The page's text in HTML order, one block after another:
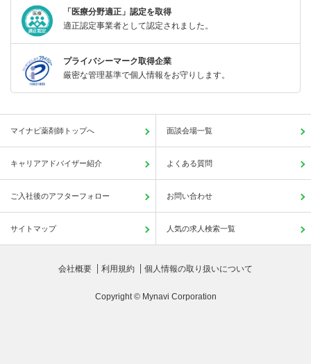
「医療分野適正」認定を取得
適正認定事業者として認定されました。
プライバシーマーク取得企業
厳密な管理基準で個人情報をお守りします。
マイナビ薬剤師トップへ 面談会場一覧
キャリアアドバイザー紹介 よくある質問
ご入社後のアフターフォロー お問い合わせ
サイトマップ 人気の求人検索一覧
会社概要 利用規約 個人情報の取り扱いについて
Copyright © Mynavi Corporation